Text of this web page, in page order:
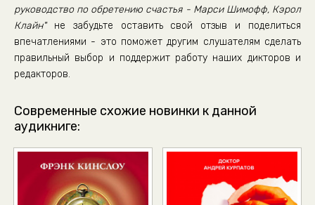
руководство по обретению счастья - Марси Шимофф, Кэрол
Клайн"не забудьте оставить свой отзыв и поделиться
впечатлениями - это поможет другим слушателям сделать
правильный выбор и поддержит работу наших дикторов и
редакторов.
Современные схожие новинки к данной
аудикниге: